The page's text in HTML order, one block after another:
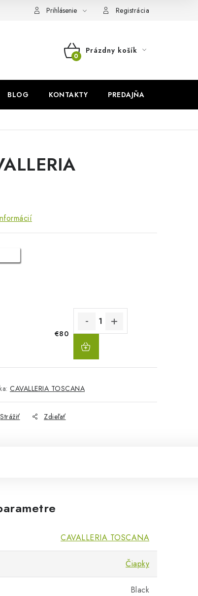
Prihlásenie Registrácia
NÁKUPNÝ
Prázdny košík
BLOG KONTAKTY PREDAJŇA
€80
CAVALLERIA TOSCANA
Strážiť Zdieľať
CAVALLERIA TOSCANA
Čiapky
Black